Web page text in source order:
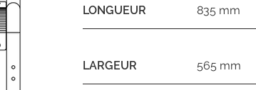
LONGUEUR 835 mm
LARGEUR 565 mm